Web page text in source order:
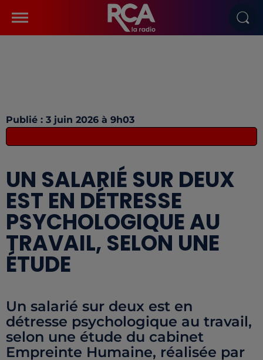
Publié : 3 juin 2026 à 9h03
UN SALARIÉ SUR DEUX
EST EN DÉTRESSE
PSYCHOLOGIQUE AU
TRAVAIL, SELON UNE
ÉTUDE
Un salarié sur deux est en
détresse psychologique au travail,
selon une étude du cabinet
Empreinte Humaine, réalisée par